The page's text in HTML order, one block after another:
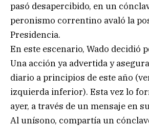
pasó desapercibido, en un
peronismo correntino avaló la
Presidencia.
En este escenario, Wado decidió
Una acción ya advertida y
diario a principios de este año
izquierda inferior). Esta vez lo
ayer, a través de un mensaje en
Al unísono, compartía un